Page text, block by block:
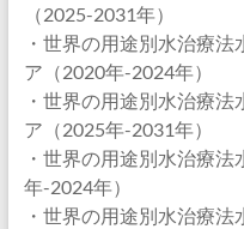
（2025-2031年）
・世界の用途別水治療
ア（2020年-2024年）
・世界の用途別水治療
ア（2025年-2031年）
・世界の用途別水治療
年-2024年）
・世界の用途別水治療